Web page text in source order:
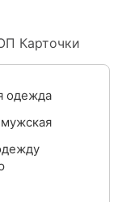
Карточки
одежда